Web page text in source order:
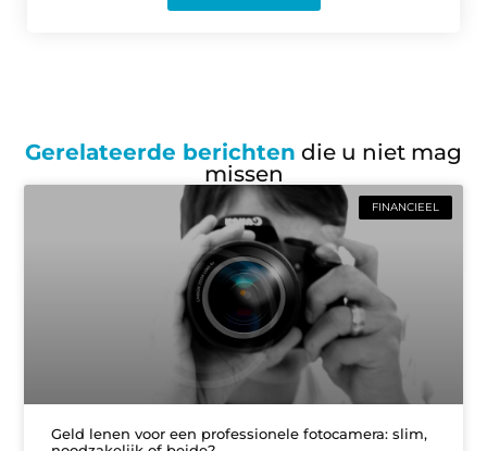
Gerelateerde berichten die u niet mag
missen
FINANCIEEL
Geld lenen voor een professionele fotocamera: slim,